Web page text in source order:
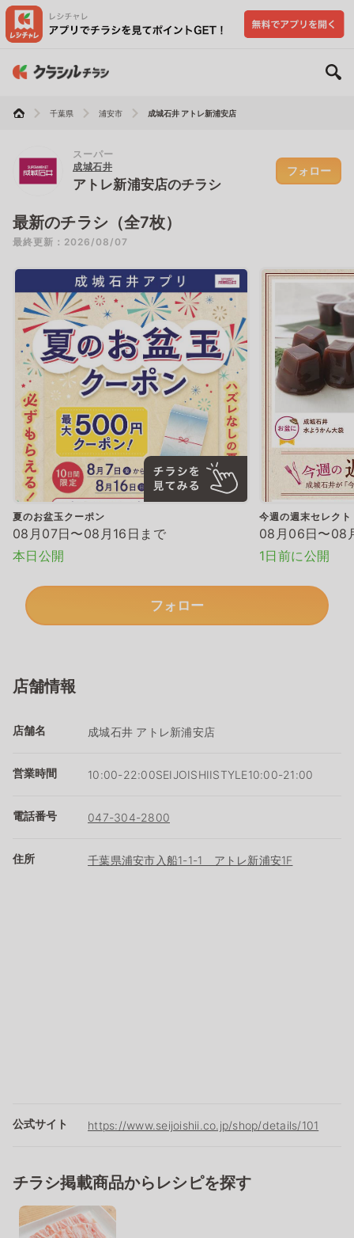
千葉県 浦安市 成城石井 アトレ新浦安店
スーパー
成城石井
アトレ新浦安店のチラシ
フォロー
最新のチラシ（全7枚）
最終更新：2026/08/07
夏のお盆玉クーポン
08月07日〜08月16日まで
本日公開
今週の週末セレクト
08月06日〜08
1日前に公開
フォロー
店舗情報
店舗名 成城石井 アトレ新浦安店
営業時間 10:00-22:00SEIJOISHIISTYLE10:00-21:00
電話番号 047-304-2800
住所 千葉県浦安市入船1-1-1 アトレ新浦安1F
公式サイト https://www.seijoishii.co.jp/shop/details/101
チラシ掲載商品からレシピを探す